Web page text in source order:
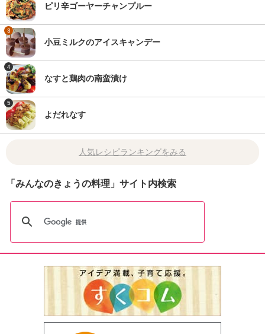
ピリ辛ゴーヤーチャンプルー
3
小豆ミルクのアイスキャンデー
4
なすと鶏肉の南蛮漬け
5
よだれなす
人気レシピランキングをみる
「みんなのきょうの料理」サイト内検索